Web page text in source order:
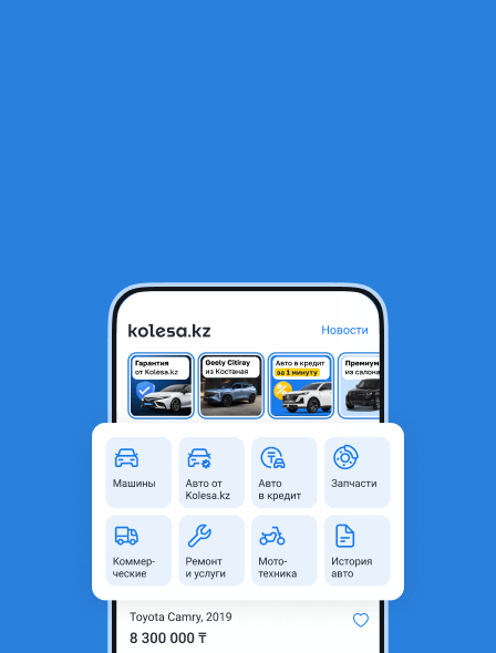
ВАЗ (Lada) Priora 2172 2015 года
Объявление находится в архиве и может быть
Астана, Акмолинская
2013 - 2018 1 поколение